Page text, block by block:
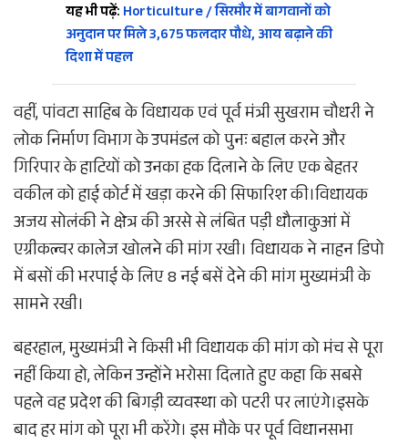
यह भी पढ़ें: Horticulture / सिरमौर में बागवानों को
अनुदान पर मिले 3,675 फलदार पौधे, आय बढ़ाने की
दिशा में पहल
वहीं, पांवटा साहिब के विधायक एवं पूर्व मंत्री सुखराम चौधरी ने
लोक निर्माण विभाग के उपमंडल को पुनः बहाल करने और
गिरिपार के हाटियों को उनका हक दिलाने के लिए एक बेहतर
वकील को हाई कोर्ट में खड़ा करने की सिफारिश की।विधायक
अजय सोलंकी ने क्षेत्र की अरसे से लंबित पड़ी धौलाकुआं में
एग्रीकल्चर कालेज खोलने की मांग रखी। विधायक ने नाहन डिपो
में बसों की भरपाई के लिए 8 नई बसें देने की मांग मुख्यमंत्री के
सामने रखी।
बहरहाल, मुख्यमंत्री ने किसी भी विधायक की मांग को मंच से पूरा
नहीं किया हो, लेकिन उन्होंने भरोसा दिलाते हुए कहा कि सबसे
पहले वह प्रदेश की बिगड़ी व्यवस्था को पटरी पर लाएंगे।इसके
बाद हर मांग को पूरा भी करेंगे। इस मौके पर पूर्व विधानसभा